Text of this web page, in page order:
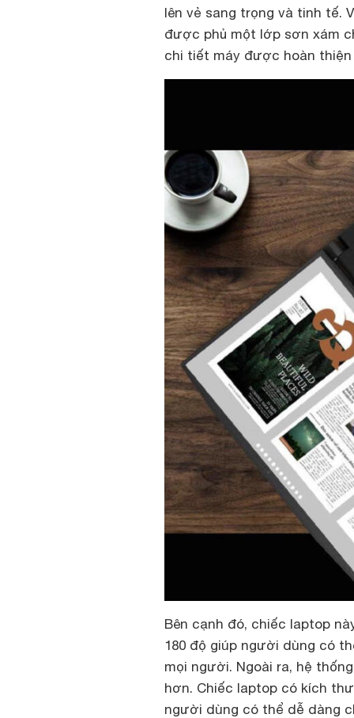
lên vẻ sang trọng và tinh tế.
được phủ một lớp sơn xám
chi tiết máy được hoàn
Bên cạnh đó, chiếc laptop
180 độ giúp người dùng có
mọi người. Ngoài ra, hệ
hơn. Chiếc laptop có kích
người dùng có thể dễ dàng